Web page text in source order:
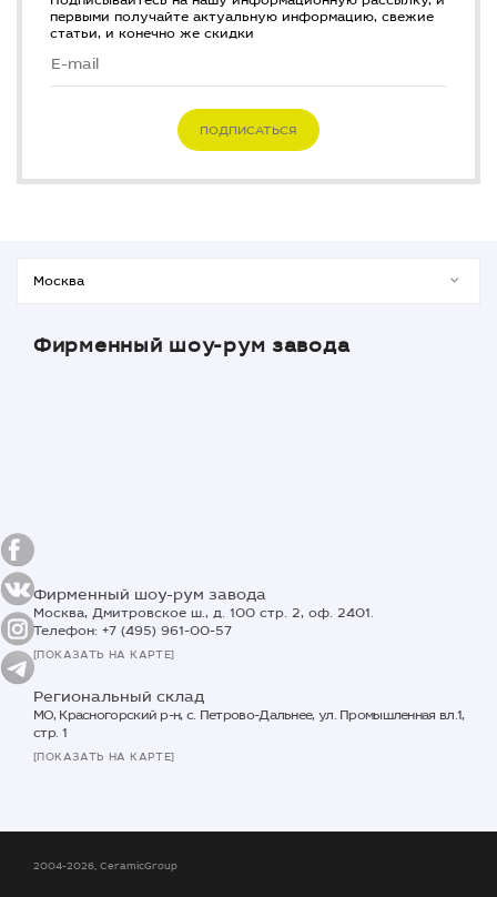
первыми получайте актуальную информацию, свежие
статьи, и конечно же скидки
ПОДПИСАТЬСЯ
Фирменный шоу-рум завода
Фирменный шоу-рум завода
Москва, Дмитровское ш., д. 100 стр. 2, оф. 2401.
Телефон: +7 (495) 961-00-57
[ПОКАЗАТЬ НА КАРТЕ]
Региональный склад
МО, Красногорский р-н, с. Петрово-Дальнее, ул. Промышленная вл.1,
стр. 1
[ПОКАЗАТЬ НА КАРТЕ]
2004-2026, CeramicGroup